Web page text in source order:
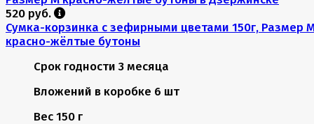
520 руб.
Сумка-корзинка с зефирными цветами 150г, Размер
красно-жёлтые бутоны
Срок годности 3 месяца
Вложений в коробке 6 шт
Вес 150 г